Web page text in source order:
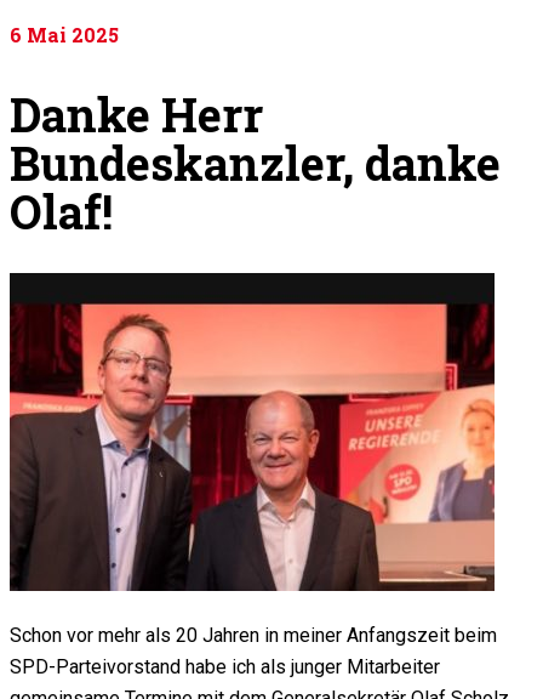
6 Mai 2025
Danke Herr
Bundeskanzler, danke
Olaf!
Schon vor mehr als 20 Jahren in meiner Anfangszeit beim
SPD-Parteivorstand habe ich als junger Mitarbeiter